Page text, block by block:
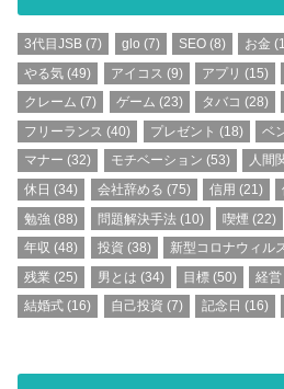
3代目JSB (7) glo (7) SEO(8) お金
やる気 (49) アイコス (9) アプリ (15)
クレーム (7) ゲーム (23) タバコ (28)
フリーランス (40) プレゼント (18) ベ
マナー (32) モチベーション (53) 人間
休日 (34) 会社辞める (75) 信用 (21)
勉強 (88) 問題解決手法 (10) 喫煙 (22)
年収 (48) 投資 (38) 新型コロナウィル
残業 (25) 男とは (34) 目標(50) 経営
結婚式 (16) 自己投資 (7) 記念日 (16)